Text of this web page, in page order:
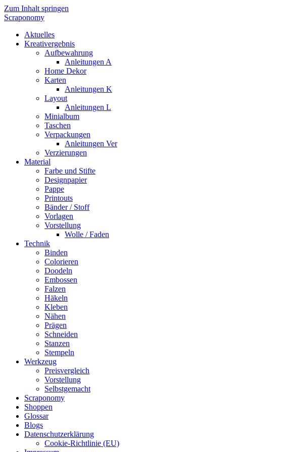
Zum Inhalt springen
Scraponomy
Aktuelles
Kreativergebnis
Aufbewahrung
Anleitungen A
Home Dekor
Karten
Anleitungen K
Layout
Anleitungen L
Minialbum
Taschen
Verpackungen
Anleitungen Ver
Verzierungen
Material
Farbe und Stifte
Designpapier
Pappe
Printouts
Bänder / Stoff
Vorlagen
Vorstellung
Wolle / Faden
Technik
Binden
Colorieren
Doodeln
Embossen
Falzen
Häkeln
Kleben
Nähen
Prägen
Schneiden
Stanzen
Stempeln
Werkzeug
Preisvergleich
Vorstellung
Selbstgemacht
Scraponomy
Shoppen
Glossar
Blogs
Datenschutzerklärung
Cookie-Richtlinie (EU)